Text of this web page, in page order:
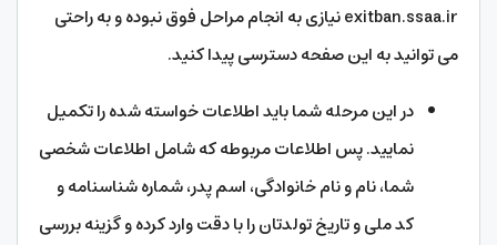
exitban.ssaa.ir نیازی به انجام مراحل فوق نبوده و به راحتی
می توانید به این صفحه دسترسی پیدا کنید.
در این مرحله شما باید اطلاعات خواسته شده را تکمیل
نمایید. پس اطلاعات مربوطه که شامل اطلاعات شخصی
شما، نام و نام خانوادگی، اسم پدر، شماره شناسنامه و
کد ملی و تاریخ تولدتان را با دقت وارد کرده و گزینه بررسی